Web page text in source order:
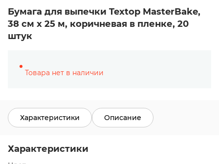
Бумага для выпечки Textop MasterBake,
38 см х 25 м, коричневая в пленке, 20
штук
Товара нет в наличии
Характеристики Описание
Характеристики